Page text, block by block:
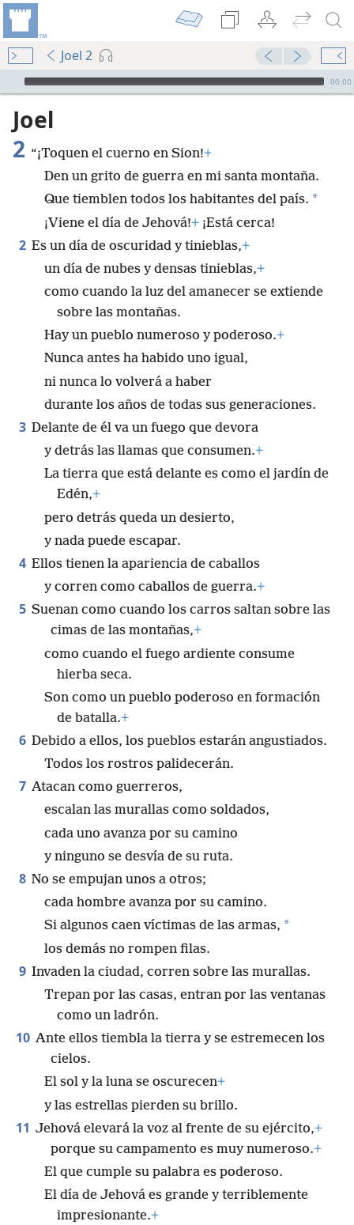
Joel 2
Audio Player
00:00
Joel
2 “¡Toquen el cuerno en Sion!+
Den un grito de guerra en mi santa montaña.
Que tiemblen todos los habitantes del país. *
¡Viene el día de Jehová!+ ¡Está cerca!
2 Es un día de oscuridad y tinieblas,+
un día de nubes y densas tinieblas,+
como cuando la luz del amanecer se extiende
sobre las montañas.
Hay un pueblo numeroso y poderoso.+
Nunca antes ha habido uno igual,
ni nunca lo volverá a haber
durante los años de todas sus generaciones.
3 Delante de él va un fuego que devora
y detrás las llamas que consumen.+
La tierra que está delante es como el jardín de
Edén,+
pero detrás queda un desierto,
y nada puede escapar.
4 Ellos tienen la apariencia de caballos
y corren como caballos de guerra.+
5 Suenan como cuando los carros saltan sobre las
cimas de las montañas,+
como cuando el fuego ardiente consume
hierba seca.
Son como un pueblo poderoso en formación
de batalla.+
6 Debido a ellos, los pueblos estarán angustiados.
Todos los rostros palidecerán.
7 Atacan como guerreros,
escalan las murallas como soldados,
cada uno avanza por su camino
y ninguno se desvía de su ruta.
8 No se empujan unos a otros;
cada hombre avanza por su camino.
Si algunos caen víctimas de las armas, *
los demás no rompen filas.
9 Invaden la ciudad, corren sobre las murallas.
Trepan por las casas, entran por las ventanas
como un ladrón.
10 Ante ellos tiembla la tierra y se estremecen los
cielos.
El sol y la luna se oscurecen+
y las estrellas pierden su brillo.
11 Jehová elevará la voz al frente de su ejército,+
porque su campamento es muy numeroso.+
El que cumple su palabra es poderoso.
El día de Jehová es grande y terriblemente
impresionante.+